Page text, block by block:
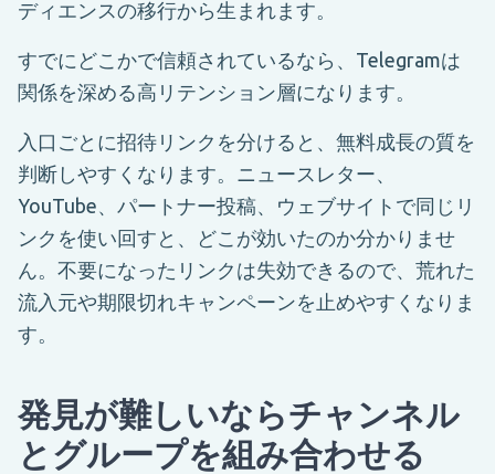
ディエンスの移行から生まれます。
すでにどこかで信頼されているなら、Telegramは
関係を深める高リテンション層になります。
入口ごとに招待リンクを分けると、無料成長の質を
判断しやすくなります。ニュースレター、
YouTube、パートナー投稿、ウェブサイトで同じリ
ンクを使い回すと、どこが効いたのか分かりませ
ん。不要になったリンクは失効できるので、荒れた
流入元や期限切れキャンペーンを止めやすくなりま
す。
発見が難しいならチャンネル
とグループを組み合わせる